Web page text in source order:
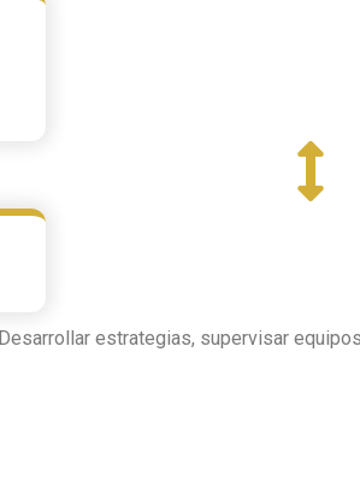
Desarrollar estrategias, supervisar